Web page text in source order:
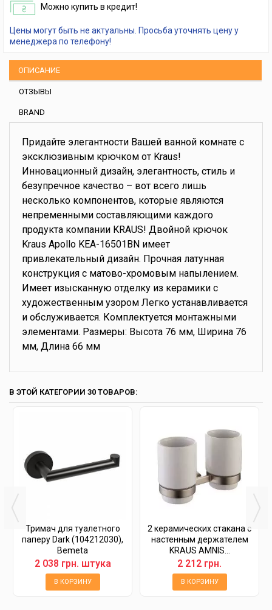
Можно купить в кредит!
Цены могут быть не актуальны. Просьба уточнять цену у
менеджера по телефону!
ОПИСАНИЕ
ОТЗЫВЫ
BRAND
Придайте элегантности Вашей ванной комнате с
эксклюзивным крючком от Kraus!
Инновационный дизайн, элегантность, стиль и
безупречное качество – вот всего лишь
несколько компонентов, которые являются
непременными составляющими каждого
продукта компании KRAUS! Двойной крючок
Kraus Apollo KEA-16501BN имеет
привлекательный дизайн. Прочная латунная
конструкция с матово-хромовым напылением.
Имеет изысканную отделку из керамики с
художественным узором Легко устанавливается
и обслуживается. Комплектуется монтажными
элементами. Размеры: Высота 76 мм, Ширина 76
мм, Длина 66 мм
В ЭТОЙ КАТЕГОРИИ 30 ТОВАРОВ:
Тримач для туалетного
паперу Dark (104212030),
Bemeta
2 038 грн. штука
В КОРЗИНУ
2 керамических стакана с
настенным держателем
KRAUS AMNIS...
2 212 грн.
В КОРЗИНУ